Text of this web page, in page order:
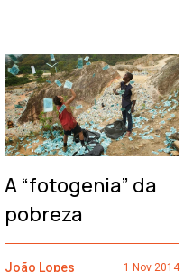
A “fotogenia” da
pobreza
João Lopes 1 Nov 2014